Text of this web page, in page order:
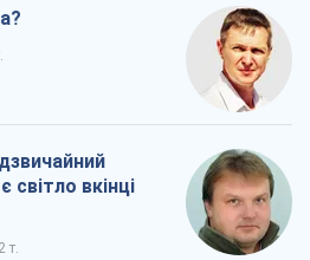
світло вкінці
т.